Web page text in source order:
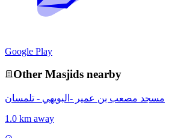
Google Play
Other Masjids nearby
مسجد مصعب بن عمير -البويهي - تلمسان
1.0 km away